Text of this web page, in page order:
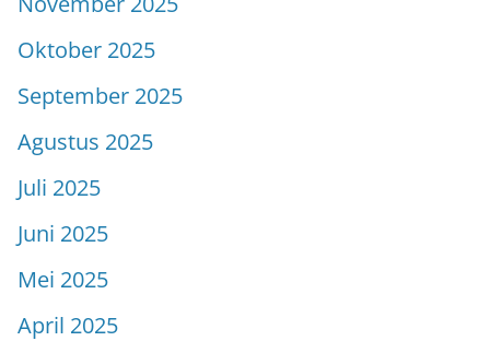
Oktober 2025
September 2025
Agustus 2025
Juli 2025
Juni 2025
Mei 2025
April 2025